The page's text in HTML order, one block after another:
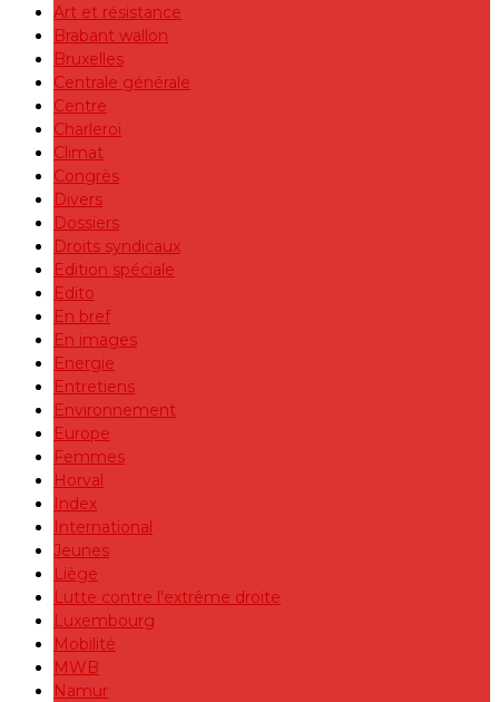
Art et résistance
Brabant wallon
Bruxelles
Centrale générale
Centre
Charleroi
Climat
Congrès
Divers
Dossiers
Droits syndicaux
Edition spéciale
Edito
En bref
En images
Energie
Entretiens
Environnement
Europe
Femmes
Horval
Index
International
Jeunes
Liège
Lutte contre l'extrême droite
Luxembourg
Mobilité
MWB
Namur